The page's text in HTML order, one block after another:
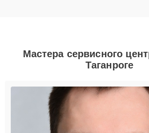
Мастера сервисного
Таганроге